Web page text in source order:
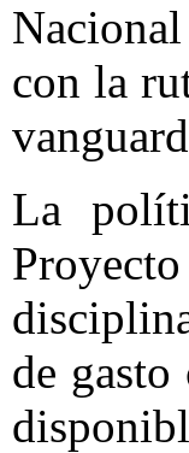
con la
La
de